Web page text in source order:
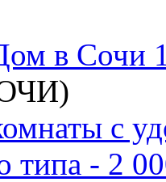
в Сочи
)
с
типа - 2